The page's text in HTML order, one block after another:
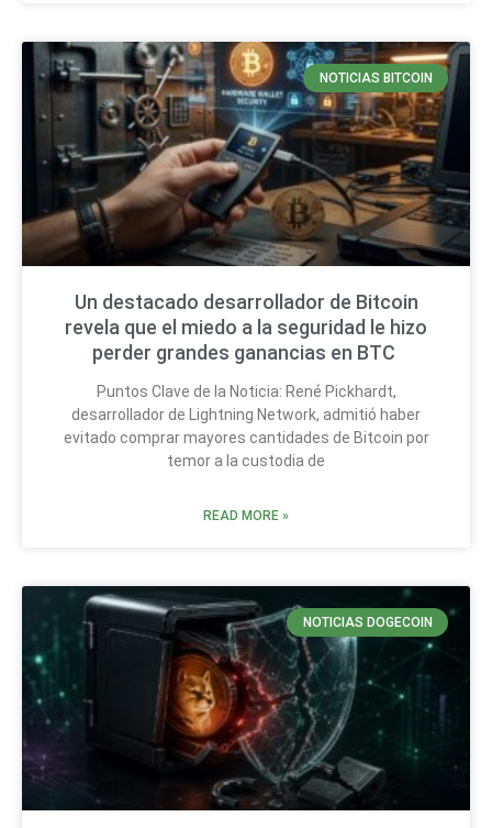
NOTICIAS BITCOIN
Un destacado desarrollador de Bitcoin
revela que el miedo a la seguridad le hizo
perder grandes ganancias en BTC
Puntos Clave de la Noticia: René Pickhardt,
desarrollador de Lightning Network, admitió haber
evitado comprar mayores cantidades de Bitcoin por
temor a la custodia de
READ MORE »
NOTICIAS DOGECOIN